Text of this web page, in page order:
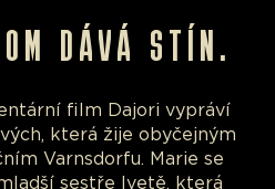
DÁVÁ STÍN.
film Dajori vypráví
která žije obyčejným
Varnsdorfu. Marie se
sestře Ivetě, která